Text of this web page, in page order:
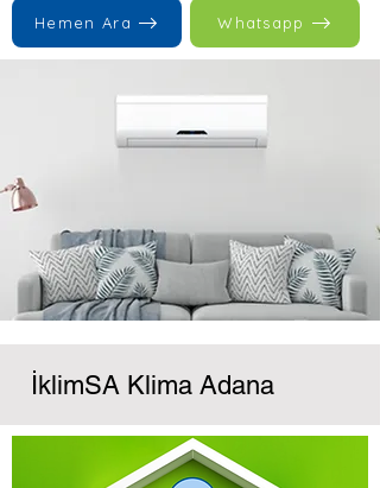
Hemen Ara Whatsapp
İklimSA Klima Adana